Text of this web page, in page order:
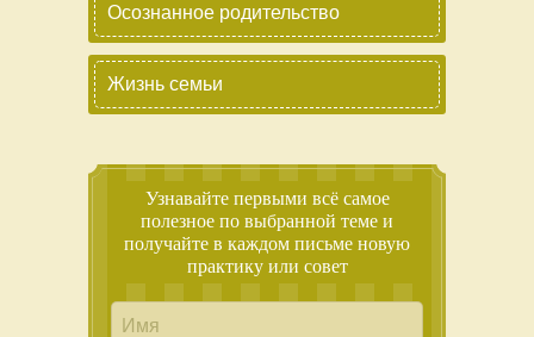
Осознанное родительство
Жизнь семьи
Узнавайте первыми всё самое
полезное по выбранной теме и
получайте в каждом письме новую
практику или совет